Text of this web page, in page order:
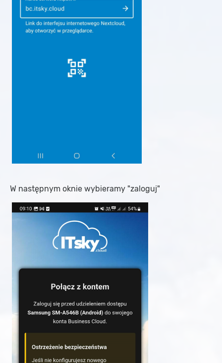
W następnym oknie wybieramy "zaloguj"